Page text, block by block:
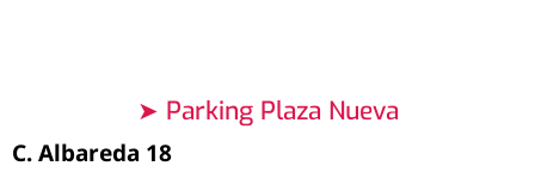
➤ Parking Plaza Nueva
C. Albareda 18